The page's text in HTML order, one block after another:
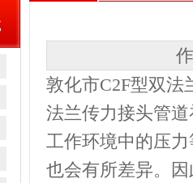
敦化市C2F型双法
法兰传力接头管
工作环境中的压
也会有所差异。